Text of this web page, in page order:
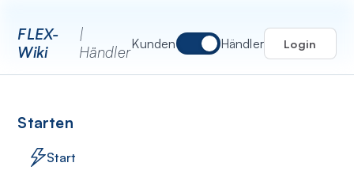
FLEX-
Wiki
|
HändlerKunden Händler Login
Starten
Start